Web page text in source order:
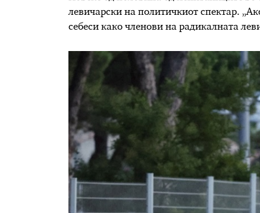
левичарски на политичкиот спектар.
себеси како членови на радикалната